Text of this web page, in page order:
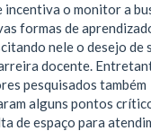
incentiva o monitor a
formas de
nele o desejo de
docente.
pesquisados também
alguns pontos
de espaço para